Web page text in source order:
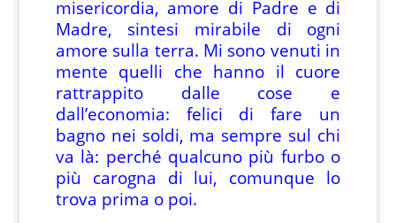
misericordia, amore di Padre e di
Madre, sintesi mirabile di ogni
amore sulla terra. Mi sono venuti in
mente quelli che hanno il cuore
rattrappito dalle cose e
dall’economia: felici di fare un
bagno nei soldi, ma sempre sul chi
va là: perché qualcuno più furbo o
più carogna di lui, comunque lo
trova prima o poi.